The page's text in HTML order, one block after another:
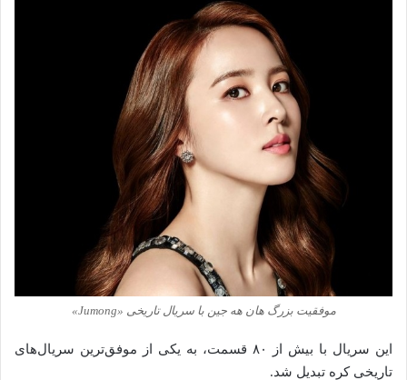
موفقیت بزرگ هان هه جین با سریال تاریخی «Jumong»
این سریال با بیش از ۸۰ قسمت، به یکی از موفق‌ترین سریال‌های
تاریخی کره تبدیل شد.